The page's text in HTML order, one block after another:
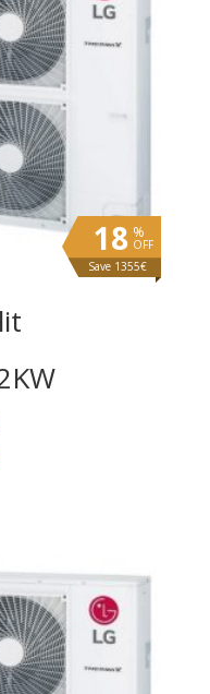
%
OFF
18
Save 1355€
(12,350.00